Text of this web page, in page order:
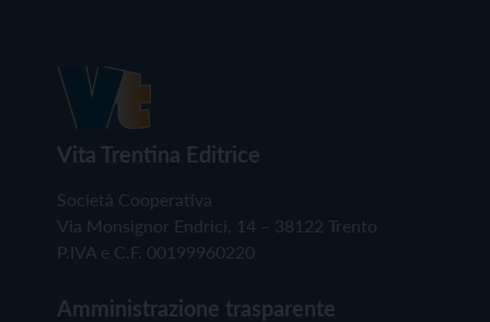
Vita Trentina Editrice
Società Cooperativa
Via Monsignor Endrici, 14 – 38122 Trento
P.IVA e C.F. 00199960220
Amministrazione trasparente